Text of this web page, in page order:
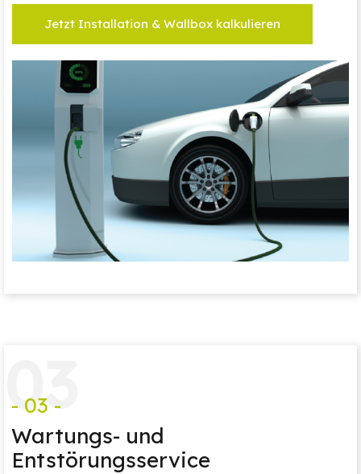
Jetzt Installation & Wallbox kalkulieren
03
- 03 -
Wartungs- und
Entstörungsservice